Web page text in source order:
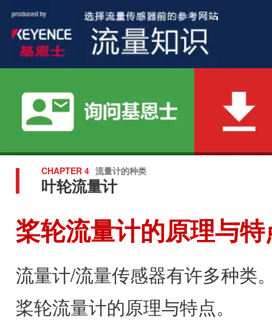
CHAPTER 4 流量计的种类
叶轮流量计
桨轮流量计的原理与特
流量计/流量传感器有许多种类
桨轮流量计的原理与特点。